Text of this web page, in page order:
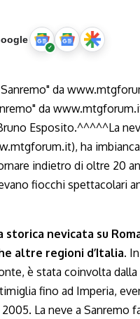
nevicata su
altre regioni d’Italia.
è stata coinvolta dalla
fino ad Imperia,
La neve a Sanremo